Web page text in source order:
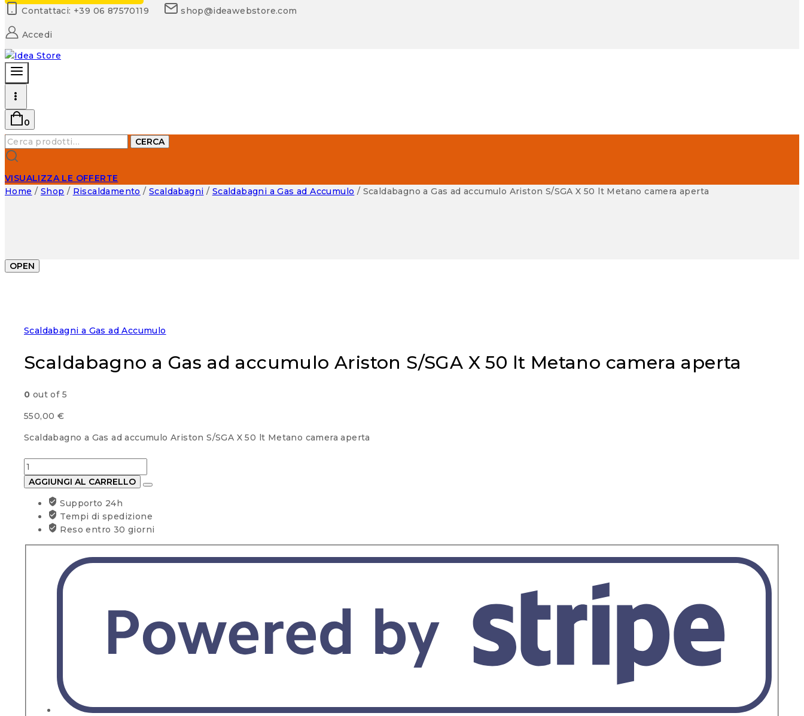
Contattaci: +39 06 87570119 shop@ideawebstore.com
Accedi
0
Cerca:
CERCA
VISUALIZZA LE OFFERTE
Home / Shop / Riscaldamento / Scaldabagni / Scaldabagni a Gas ad Accumulo / Scaldabagno a Gas ad accumulo Ariston S/SGA X 50 lt Metano camera aperta
OPEN
Scaldabagni a Gas ad Accumulo
Scaldabagno a Gas ad accumulo Ariston S/SGA X 50 lt Metano camera aperta
0 out of 5
550,00 €
Scaldabagno a Gas ad accumulo Ariston S/SGA X 50 lt Metano camera aperta
Scaldabagno
a
Gas
accumulo
Ariston
S/SGA
AGGIUNGI AL CARRELLO
Supporto 24h
Tempi di spedizione
Reso entro 30 giorni